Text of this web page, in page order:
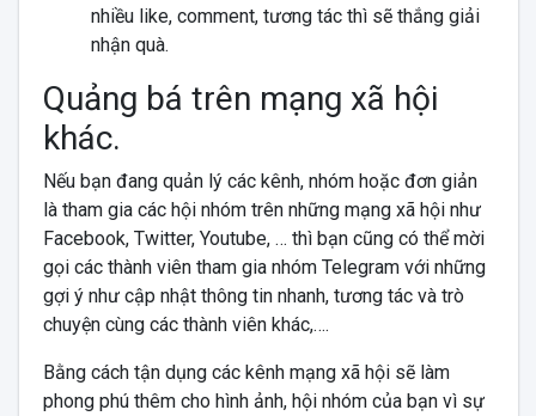
nhiều like, comment, tương tác thì sẽ thắng giải
nhận quà.
Quảng bá trên mạng xã hội
khác.
Nếu bạn đang quản lý các kênh, nhóm hoặc đơn giản
là tham gia các hội nhóm trên những mạng xã hội như
Facebook, Twitter, Youtube, … thì bạn cũng có thể mời
gọi các thành viên tham gia nhóm Telegram với những
gợi ý như cập nhật thông tin nhanh, tương tác và trò
chuyện cùng các thành viên khác,….
Bằng cách tận dụng các kênh mạng xã hội sẽ làm
phong phú thêm cho hình ảnh, hội nhóm của bạn vì sự